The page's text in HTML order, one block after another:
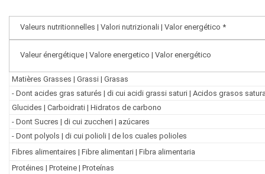
Valeurs nutritionnelles | Valori nutrizionali | Valor energético *
Valeur énergétique | Valore energetico | Valor energético
Matières Grasses | Grassi | Grasas
- Dont acides gras saturés | di cui acidi grassi saturi | Acidos grasos
Glucides | Carboidrati | Hidratos de carbono
- Dont Sucres | di cui zuccheri | azúcares
- Dont polyols | di cui polioli | de los cuales polioles
Fibres alimentaires | Fibre alimentari | Fibra alimentaria
Protéines | Proteine | Proteínas